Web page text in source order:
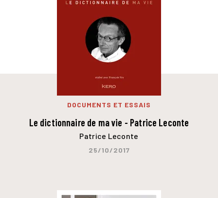
DOCUMENTS ET ESSAIS
Le dictionnaire de ma vie - Patrice Leconte
Patrice Leconte
25/10/2017